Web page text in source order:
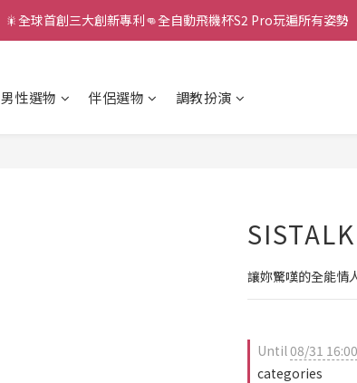
新款智能炮機👍小奶狗🩷小飛象💜
🎇全球首創三大創新專利👊全自動飛機杯S2 Pro玩遍所有姿勢
男性選物 伴侶選物 調教扮演
讓妳驚嘆的全能
Until08/31 16:00
categories